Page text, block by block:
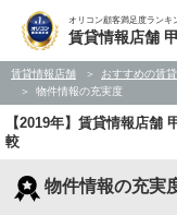
オリコン顧客満足度ランキ
賃貸情報店舗
賃貸情報店舗 おすすめの賃
物件情報の充実度
【2019年】賃貸情報店舗
較
物件情報の充実